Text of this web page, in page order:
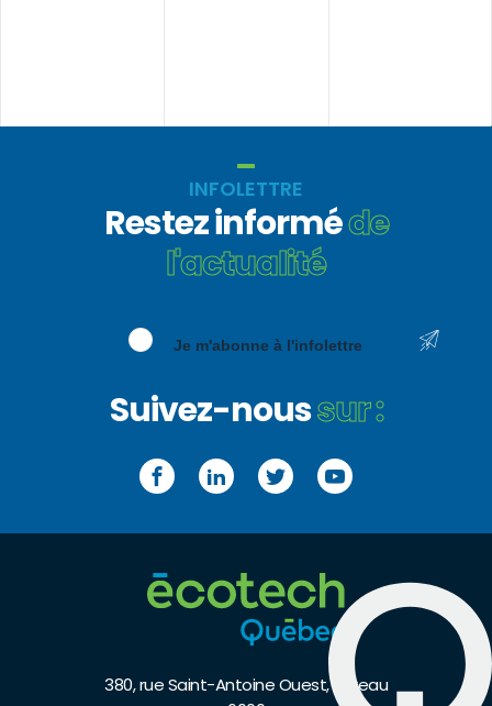
380, rue Saint-Antoine Ouest, bureau
INFOLETTRE
Restez informéde
l'actualité
Je m'abonne à l'infolettre
Suivez-noussur :
FacebookLinkedInTwitterYouTube